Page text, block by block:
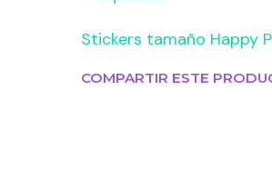
Stickers tamaño Happy
COMPARTIR ESTE